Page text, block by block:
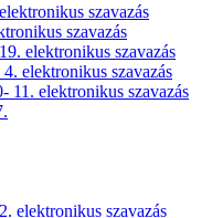
szavazás
szavazás
elektronikus szavazás
elektronikus szavazás
11. elektronikus szavazás
elektronikus szavazás